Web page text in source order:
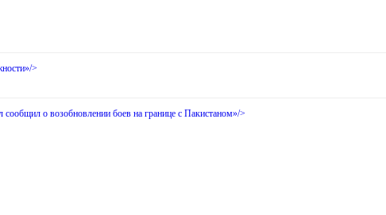
>
сообщил о возобновлении боев на границе с Пакистаном»/>